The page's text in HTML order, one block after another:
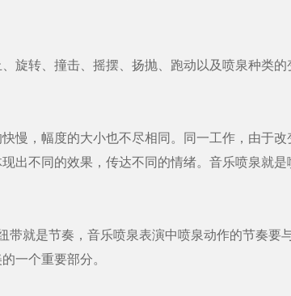
转、撞击、摇摆、扬抛、跑动以及喷泉种类的
，幅度的大小也不尽相同。同一工作，由于改
出不同的效果，传达不同的情绪。音乐喷泉就是
就是节奏，音乐喷泉表演中喷泉动作的节奏要
一个重要部分。